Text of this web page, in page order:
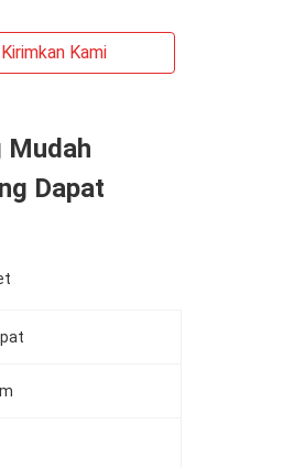
Kirimkan Kami
Mudah
Dapat